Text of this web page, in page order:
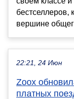
бестселлеров,
вершине
22:21, 24 Июн
Zoox
платных